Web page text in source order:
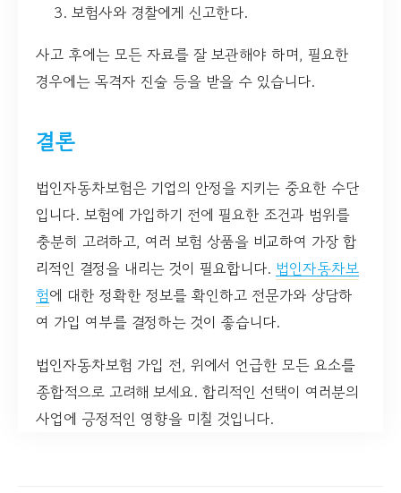
보험사와 경찰에게 신고한다.
사고 후에는 모든 자료를 잘 보관해야 하며, 필요한
경우에는 목격자 진술 등을 받을 수 있습니다.
결론
법인자동차보험은 기업의 안정을 지키는 중요한 수단
입니다. 보험에 가입하기 전에 필요한 조건과 범위를
충분히 고려하고, 여러 보험 상품을 비교하여 가장 합
리적인 결정을 내리는 것이 필요합니다. 법인자동차보
험에 대한 정확한 정보를 확인하고 전문가와 상담하
여 가입 여부를 결정하는 것이 좋습니다.
법인자동차보험 가입 전, 위에서 언급한 모든 요소를
종합적으로 고려해 보세요. 합리적인 선택이 여러분의
사업에 긍정적인 영향을 미칠 것입니다.